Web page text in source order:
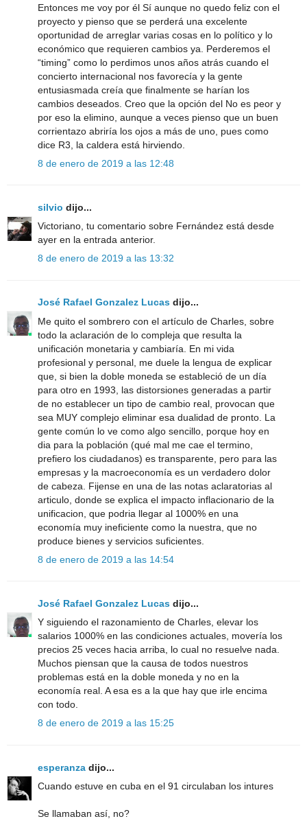
Entonces me voy por él Sí aunque no quedo feliz con el
proyecto y pienso que se perderá una excelente
oportunidad de arreglar varias cosas en lo político y lo
económico que requieren cambios ya. Perderemos el
“timing” como lo perdimos unos años atrás cuando el
concierto internacional nos favorecía y la gente
entusiasmada creía que finalmente se harían los
cambios deseados. Creo que la opción del No es peor y
por eso la elimino, aunque a veces pienso que un buen
corrientazo abriría los ojos a más de uno, pues como
dice R3, la caldera está hirviendo.
8 de enero de 2019 a las 12:48
silvio dijo...
Victoriano, tu comentario sobre Fernández está desde
ayer en la entrada anterior.
8 de enero de 2019 a las 13:32
José Rafael Gonzalez Lucas dijo...
Me quito el sombrero con el artículo de Charles, sobre
todo la aclaración de lo compleja que resulta la
unificación monetaria y cambiaría. En mi vida
profesional y personal, me duele la lengua de explicar
que, si bien la doble moneda se estableció de un día
para otro en 1993, las distorsiones generadas a partir
de no establecer un tipo de cambio real, provocan que
sea MUY complejo eliminar esa dualidad de pronto. La
gente común lo ve como algo sencillo, porque hoy en
dia para la población (qué mal me cae el termino,
prefiero los ciudadanos) es transparente, pero para las
empresas y la macroeconomía es un verdadero dolor
de cabeza. Fijense en una de las notas aclaratorias al
articulo, donde se explica el impacto inflacionario de la
unificacion, que podria llegar al 1000% en una
economía muy ineficiente como la nuestra, que no
produce bienes y servicios suficientes.
8 de enero de 2019 a las 14:54
José Rafael Gonzalez Lucas dijo...
Y siguiendo el razonamiento de Charles, elevar los
salarios 1000% en las condiciones actuales, movería los
precios 25 veces hacia arriba, lo cual no resuelve nada.
Muchos piensan que la causa de todos nuestros
problemas está en la doble moneda y no en la
economía real. A esa es a la que hay que irle encima
con todo.
8 de enero de 2019 a las 15:25
esperanza dijo...
Cuando estuve en cuba en el 91 circulaban los intures
Se llamaban así, no?